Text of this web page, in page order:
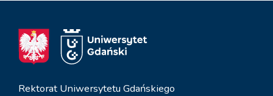
Rektorat Uniwersytetu Gdańskiego